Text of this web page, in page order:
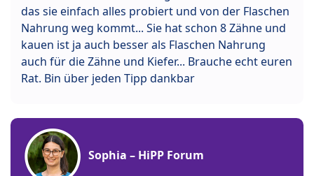
das sie einfach alles probiert und von der Flaschen
Nahrung weg kommt... Sie hat schon 8 Zähne und
kauen ist ja auch besser als Flaschen Nahrung
auch für die Zähne und Kiefer... Brauche echt euren
Rat. Bin über jeden Tipp dankbar
Sophia – HiPP Forum